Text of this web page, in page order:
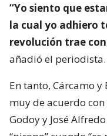
“Yo siento que
la cual yo adhiero
revolución trae
añadió el periodista.
En tanto, Cárcamo
muy de acuerdo
Godoy y José